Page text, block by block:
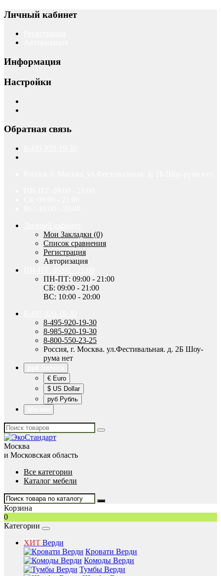
Личный кабинет
Информация
Настройки
Обратная связь
Мои Закладки (0)
Список сравнения
Регистрация
Авторизация
ПН-ПТ: 09:00 - 21:00
СБ: 09:00 - 21:00
ВС: 10:00 - 20:00
8-495-920-19-30
8-985-920-19-30
8-800-550-23-25
Россия, г. Москва. ул.Фестивальная. д. 2Б Шоу-
рума нет
€ Euro
$ US Dollar
руб Рубль
Москва
и Московская область
Все категории
Каталог мебели
Корзина
0
Категории
ХИТ Верди
Кровати Верди
Комоды Верди
Тумбы Верди